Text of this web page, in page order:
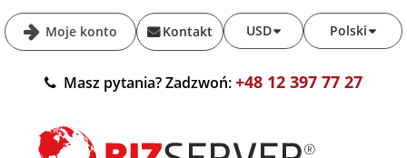
Moje konto Polski
USD
Kontakt
Masz pytania? Zadzwoń:+48 12 397 77 27